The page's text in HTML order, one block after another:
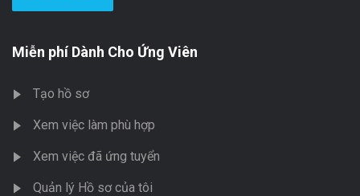
Miễn phí Dành Cho Ứng Viên
Tạo hồ sơ
Xem việc làm phù hợp
Xem việc đã ứng tuyển
Quản lý Hồ sơ của tôi